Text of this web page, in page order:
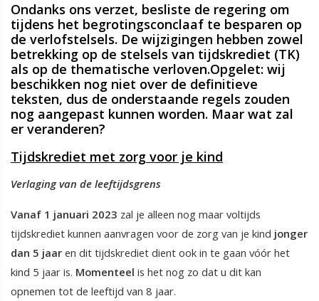
Ondanks ons verzet, besliste de regering om
tijdens het begrotingsconclaaf te besparen op
de verlofstelsels. De wijzigingen hebben zowel
betrekking op de stelsels van tijdskrediet (TK)
als op de thematische verloven.Opgelet: wij
beschikken nog niet over de definitieve
teksten, dus de onderstaande regels zouden
nog aangepast kunnen worden. Maar wat zal
er veranderen?
Tijdskrediet met zorg voor je kind
Verlaging van de leeftijdsgrens
Vanaf 1 januari 2023 zal je alleen nog maar voltijds
tijdskrediet kunnen aanvragen voor de zorg van je kind jonger
dan 5 jaar en dit tijdskrediet dient ook in te gaan vóór het
kind 5 jaar is. Momenteel is het nog zo dat u dit kan
opnemen tot de leeftijd van 8 jaar.